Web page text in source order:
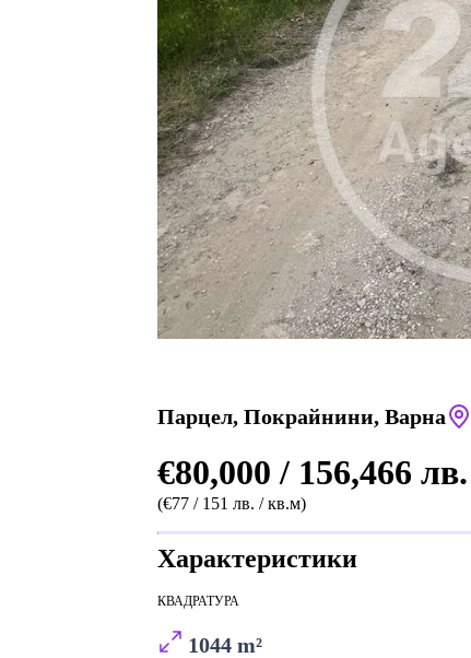
Парцел, Покрайнини, Варна
€80,000 / 156,466 лв.
(€77 / 151 лв. / кв.м)
Характеристики
КВАДРАТУРА
1044 m²